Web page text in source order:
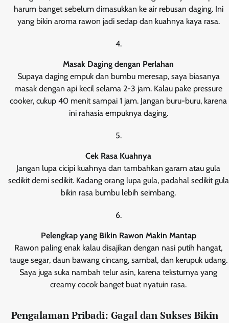
harum banget sebelum dimasukkan ke air rebusan daging. Ini
yang bikin aroma rawon jadi sedap dan kuahnya kaya rasa.
Masak Daging dengan Perlahan
Supaya daging empuk dan bumbu meresap, saya biasanya
masak dengan api kecil selama 2-3 jam. Kalau pake pressure
cooker, cukup 40 menit sampai 1 jam. Jangan buru-buru, karena
ini rahasia empuknya daging.
Cek Rasa Kuahnya
Jangan lupa cicipi kuahnya dan tambahkan garam atau gula
sedikit demi sedikit. Kadang orang lupa gula, padahal sedikit gula
bikin rasa bumbu lebih seimbang.
Pelengkap yang Bikin Rawon Makin Mantap
Rawon paling enak kalau disajikan dengan nasi putih hangat,
tauge segar, daun bawang cincang, sambal, dan kerupuk udang.
Saya juga suka nambah telur asin, karena teksturnya yang
creamy cocok banget buat nyatuin rasa.
Pengalaman Pribadi: Gagal dan Sukses Bikin